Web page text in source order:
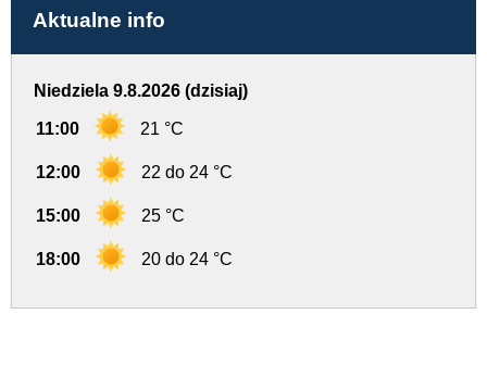
Aktualne info
Niedziela 9.8.2026 (dzisiaj)
11:00 21 °C
12:00 22 do 24 °C
15:00 25 °C
18:00 20 do 24 °C